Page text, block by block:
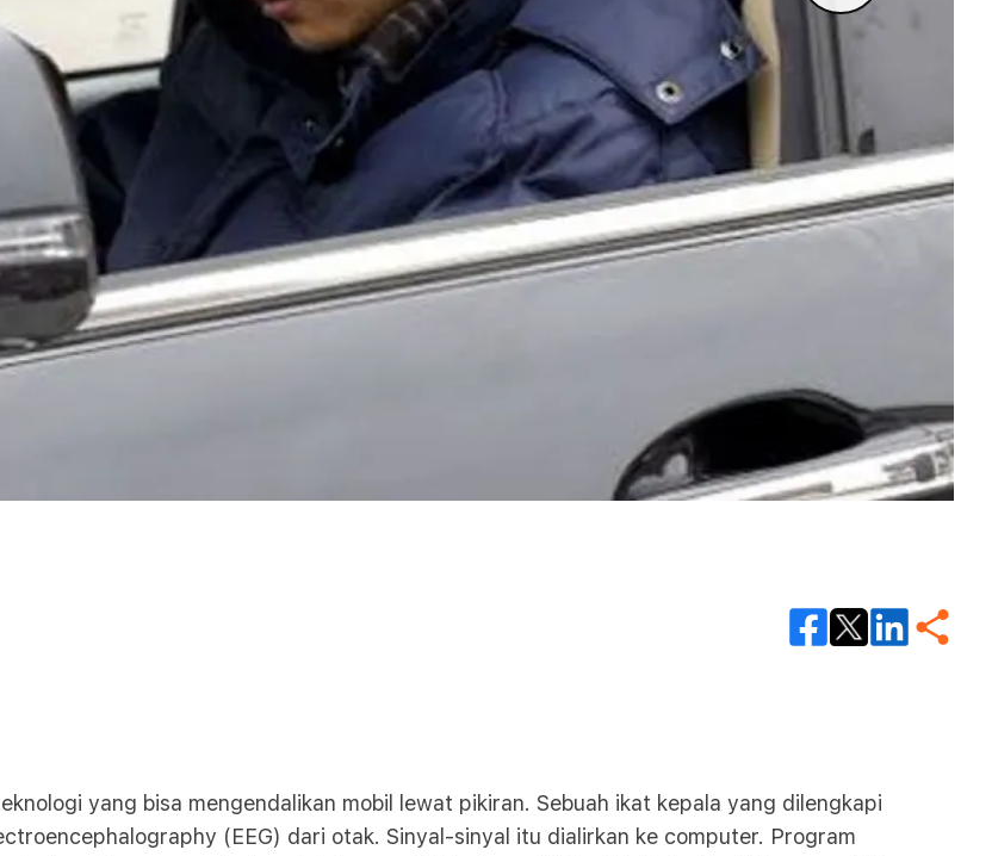
yang bisa mengendalikan mobil lewat pikiran. Sebuah ikat kepala yang dilengkapi
(EEG) dari otak. Sinyal-sinyal itu dialirkan ke computer. Program